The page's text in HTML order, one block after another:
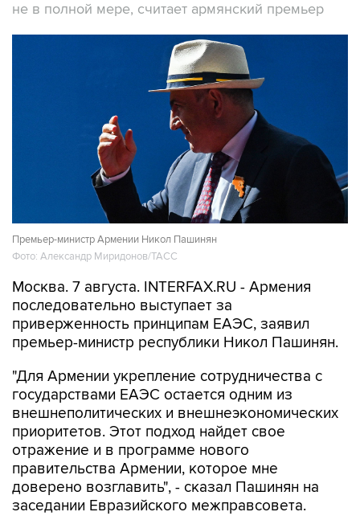
не в полной мере, считает армянский премьер
Премьер-министр Армении Никол Пашинян
Фото: Александр Миридонов/ТАСС
Москва. 7 августа. INTERFAX.RU - Армения
последовательно выступает за
приверженность принципам ЕАЭС, заявил
премьер-министр республики Никол Пашинян.
"Для Армении укрепление сотрудничества с
государствами ЕАЭС остается одним из
внешнеполитических и внешнеэкономических
приоритетов. Этот подход найдет свое
отражение и в программе нового
правительства Армении, которое мне
доверено возглавить", - сказал Пашинян на
заседании Евразийского межправсовета.